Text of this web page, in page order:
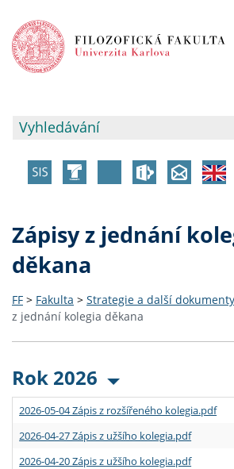
Zápisy z jednání
děkana
FF > Fakulta > Strategie a další dokumenty
z jednání kolegia děkana
Rok 2026
2026-05-04 Zápis z rozšířeného kolegia.pdf
2026-04-27 Zápis z užšího kolegia.pdf
2026-04-20 Zápis z užšího kolegia.pdf